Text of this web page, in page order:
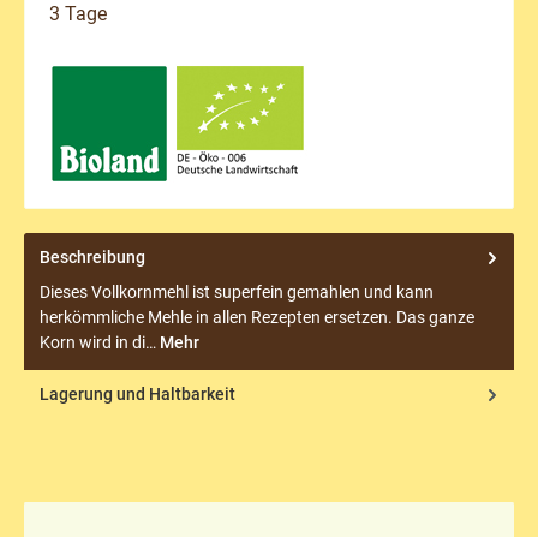
3 Tage
Beschreibung
Dieses Vollkornmehl ist superfein gemahlen und kann
herkömmliche Mehle in allen Rezepten ersetzen. Das ganze
Korn wird in di… Mehr
Lagerung und Haltbarkeit